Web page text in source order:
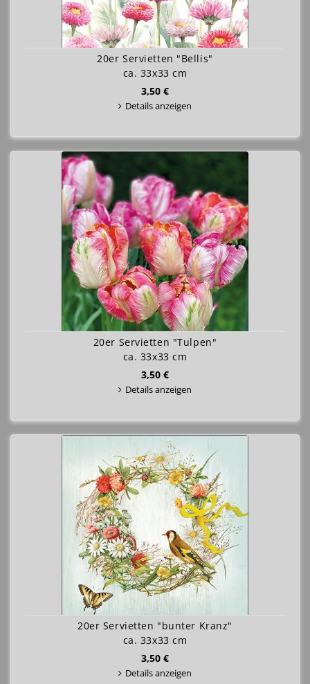
20er Servietten "Bellis"
ca. 33x33 cm
3,50 €
Details anzeigen
20er Servietten "Tulpen"
ca. 33x33 cm
3,50 €
Details anzeigen
20er Servietten "bunter Kranz"
ca. 33x33 cm
3,50 €
Details anzeigen